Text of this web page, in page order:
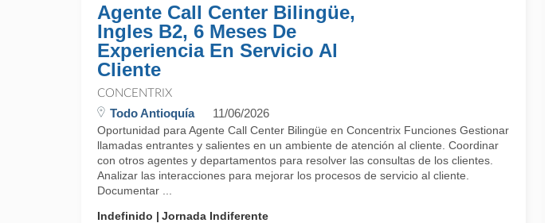
Agente Call Center Bilingüe,
Ingles B2, 6 Meses De
Experiencia En Servicio Al
Cliente
CONCENTRIX
Todo Antioquía 11/06/2026
Oportunidad para Agente Call Center Bilingüe en Concentrix Funciones Gestionar
llamadas entrantes y salientes en un ambiente de atención al cliente. Coordinar
con otros agentes y departamentos para resolver las consultas de los clientes.
Analizar las interacciones para mejorar los procesos de servicio al cliente.
Documentar ...
Indefinido
Jornada Indiferente